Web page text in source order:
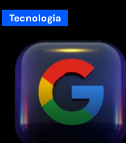
Tecnologia